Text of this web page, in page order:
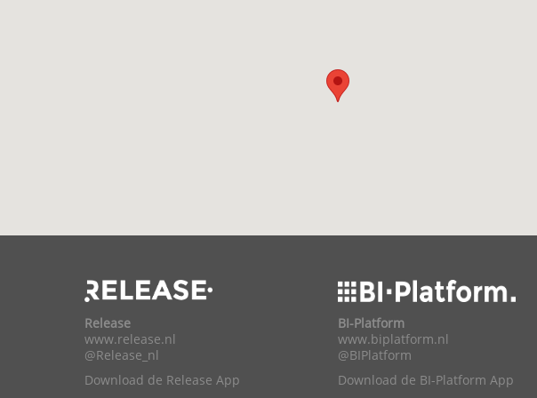
Release
www.release.nl
@Release_nl
Download de Release App
BI-Platform
www.biplatform.nl
@BIPlatform
Download de BI-Platform App